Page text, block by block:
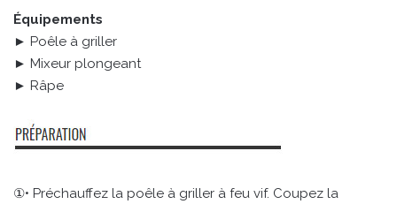
Équipements
► Poêle à griller
► Mixeur plongeant
► Râpe
①• Préchauffez la poêle à griller à feu vif. Coupez la